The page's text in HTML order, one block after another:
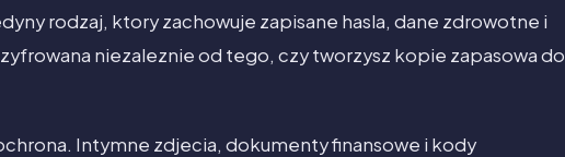
rodzaj, ktory zachowuje zapisane hasla, dane zdrowotne i
niezaleznie od tego, czy tworzysz kopie zapasowa do
Intymne zdjecia, dokumenty finansowe i kody